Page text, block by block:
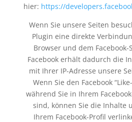
hier: https://
Wenn Sie unsere Seiten
Plugin eine direkte
Browser und dem
Facebook erhält dadurch die
mit Ihrer IP-Adresse unsere
Wenn Sie den Facebook
während Sie in Ihrem
sind, können Sie die Inhalte
Ihrem Facebook-Profil